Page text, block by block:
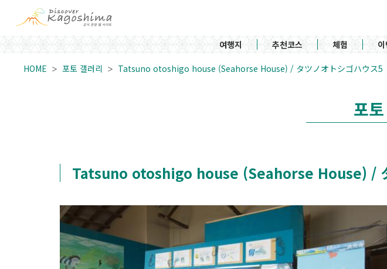
여행지 추천코스 체험
HOME 포토 갤러리 Tatsuno otoshigo house (Seahorse House) / タツノオトシゴハウス5
포
Tatsuno otoshigo house (Seahorse House) /